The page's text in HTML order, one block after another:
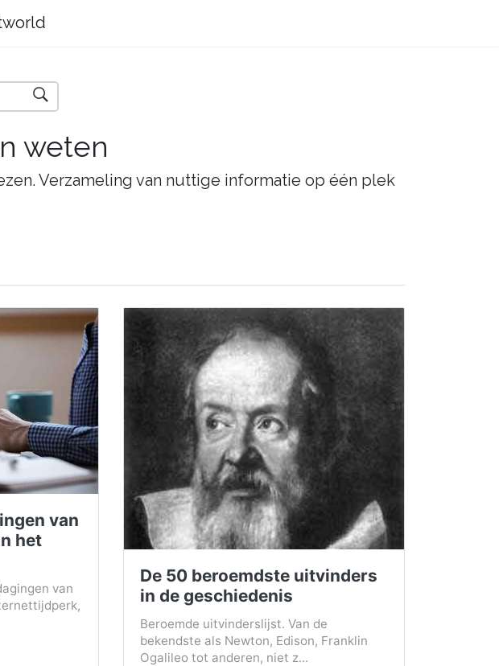
weten
Verzameling van nuttige informatie op één plek
van
het
van
De 50 beroemdste uitvinders
in de geschiedenis
Beroemde uitvinderslijst. Van de
bekendste als Newton, Edison, Franklin
Ogalileo tot anderen, niet z...